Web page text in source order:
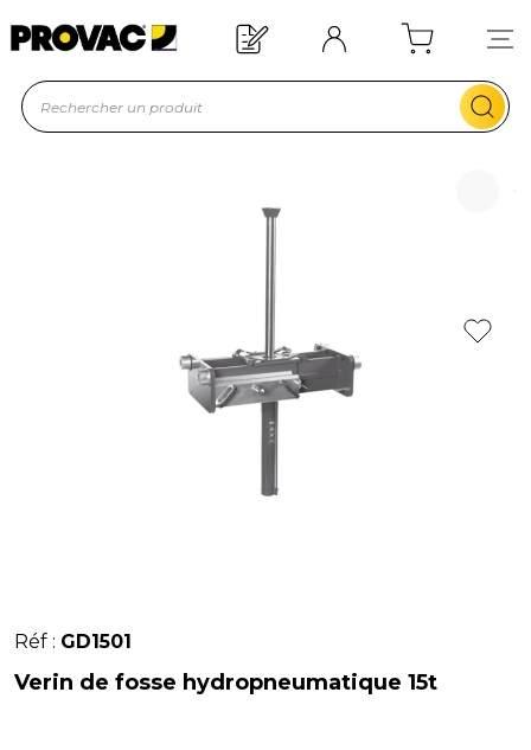
Offre de bienvenue : 20€ offerts !
En savoir plus
Réf : GD1501
Verin de fosse hydropneumatique 15t